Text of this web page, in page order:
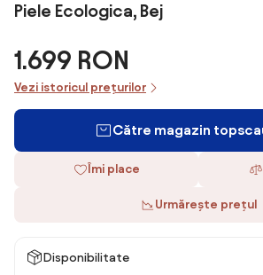
Piele Ecologica, Bej
1.699 RON
Vezi istoricul prețurilor
Către magazin
Îmi place
Urmărește prețul
Disponibilitate